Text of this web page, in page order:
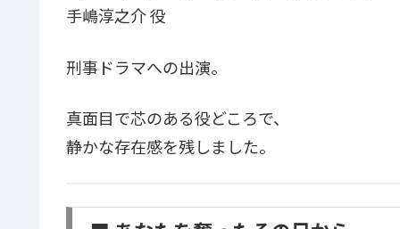
手嶋淳之介 役
刑事ドラマへの出演。
真面目で芯のある役どころで、
静かな存在感を残しました。